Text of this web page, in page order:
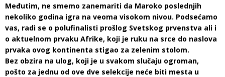
Međutim, ne smemo zanemariti da Maroko poslednjih
nekoliko godina igra na veoma visokom nivou. Podsećamo
vas, radi se o polufinalisti prošlog Svetskog prvenstva ali i
o aktuelnom prvaku Afrike, koji je ruku na srce do naslova
prvaka ovog kontinenta stigao za zelenim stolom.
Bez obzira na ulog, koji je u svakom slučaju ogroman,
pošto za jednu od ove dve selekcije neće biti mesta u